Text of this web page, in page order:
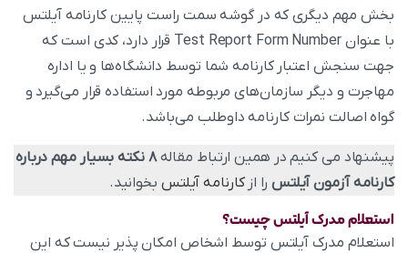
بخش مهم دیگری که در گوشه سمت راست پایین کارنامه آیلتس
با عنوان Test Report Form Number قرار دارد، کدی است که
جهت سنجش اعتبار کارنامه شما توسط دانشگاه‌ها و یا اداره
مهاجرت و دیگر سازمان‌های مربوطه مورد استفاده قرار می‌گیرد و
گواه اصالت نمرات کارنامه داوطلب می‌باشد.
پیشنهاد می کنیم در همین ارتباط مقاله
۸ نکته بسیار مهم درباره
کارنامه آزمون آیلتس را ازکارنامه آیلتس بخوانید.
استعلام مدرک آیلتسچیست؟
استعلام مدرک آیلتس توسط اشخاص امکان پذیر نیست که این